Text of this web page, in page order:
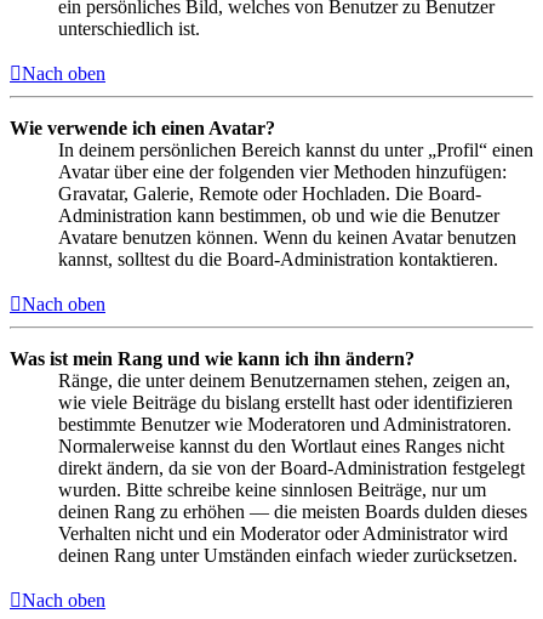
ein persönliches Bild, welches von Benutzer zu Benutzer
unterschiedlich ist.
Nach oben
Wie verwende ich einen Avatar?
In deinem persönlichen Bereich kannst du unter „Profil“ einen
Avatar über eine der folgenden vier Methoden hinzufügen:
Gravatar, Galerie, Remote oder Hochladen. Die Board-
Administration kann bestimmen, ob und wie die Benutzer
Avatare benutzen können. Wenn du keinen Avatar benutzen
kannst, solltest du die Board-Administration kontaktieren.
Nach oben
Was ist mein Rang und wie kann ich ihn ändern?
Ränge, die unter deinem Benutzernamen stehen, zeigen an,
wie viele Beiträge du bislang erstellt hast oder identifizieren
bestimmte Benutzer wie Moderatoren und Administratoren.
Normalerweise kannst du den Wortlaut eines Ranges nicht
direkt ändern, da sie von der Board-Administration festgelegt
wurden. Bitte schreibe keine sinnlosen Beiträge, nur um
deinen Rang zu erhöhen — die meisten Boards dulden dieses
Verhalten nicht und ein Moderator oder Administrator wird
deinen Rang unter Umständen einfach wieder zurücksetzen.
Nach oben